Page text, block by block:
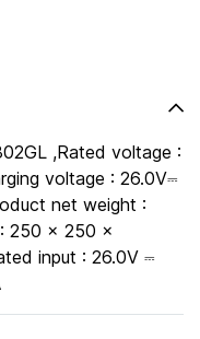
,Rated voltage :
voltage : 26.0V⎓
net weight :
250 x 250 x
input : 26.0V ⎓